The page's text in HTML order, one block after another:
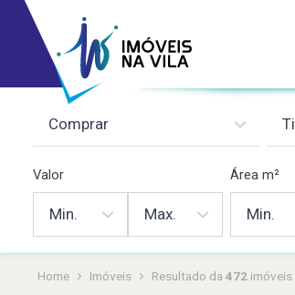
Valor Área m²
Home Imóveis Resultado da busca
472 imóveis